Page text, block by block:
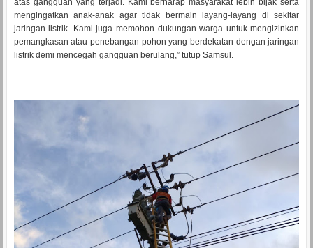
atas gangguan yang terjadi. Kami berharap masyarakat lebih bijak serta
mengingatkan anak-anak agar tidak bermain layang-layang di sekitar
jaringan listrik. Kami juga memohon dukungan warga untuk mengizinkan
pemangkasan atau penebangan pohon yang berdekatan dengan jaringan
listrik demi mencegah gangguan berulang,” tutup Samsul.